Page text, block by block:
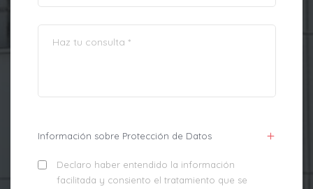
Información sobre Protección de Datos
Declaro haber entendido la información
facilitada y consiento el tratamiento que se